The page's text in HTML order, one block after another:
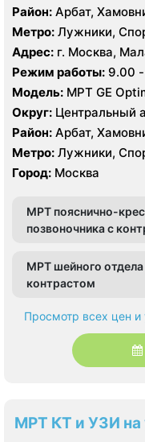
Район: Арбат,
Метро: Лужники,
Адрес: г. Москва,
Режим работы: 9.00
Модель: МРТ GE
GeneralElectric Brivo
Округ: Центральный
Район: Арбат,
Метро: Лужники,
Город: Москва
МРТ пояснично-
позвоночника с
МРТ шейного отдела
контрастом
Просмотр всех цен и
МРТ КТ и УЗИ на